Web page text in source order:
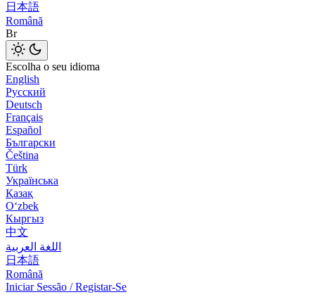
日本語
Română
Br
Escolha o seu idioma
English
Русский
Deutsch
Français
Español
Български
Čeština
Türk
Українська
Қазақ
Оʻzbek
Кыргыз
中文
اللغة العربية
日本語
Română
Iniciar Sessão / Registar-Se